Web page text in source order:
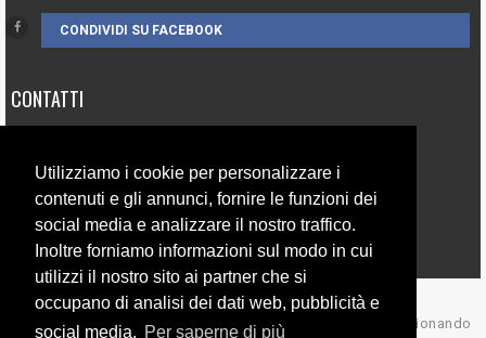
Utilizziamo i cookie per personalizzare i
contenuti e gli annunci, fornire le funzioni dei
social media e analizzare il nostro traffico.
Inoltre forniamo informazioni sul modo in cui
utilizzi il nostro sito ai partner che si
occupano di analisi dei dati web, pubblicità e
social media. Per saperne di più
CONDIVIDI SU FACEBOOK
CONTATTI
info@campionando.it
© Copyright 2017 Campionando